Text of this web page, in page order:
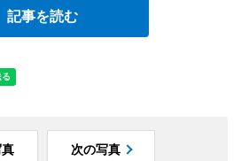
記事を読む
次の写真